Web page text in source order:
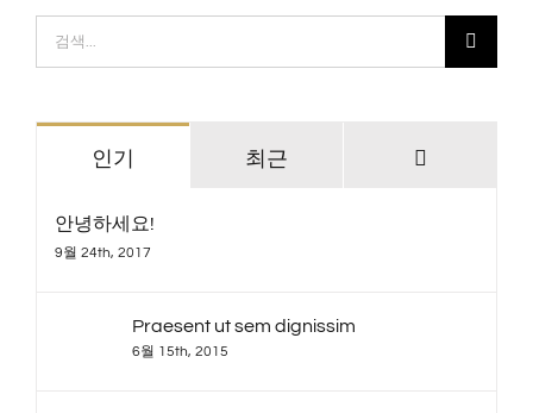
색:
인기 최근
안녕하세요!
9월 24th, 2017
Praesent ut sem dignissim
6월 15th, 2015